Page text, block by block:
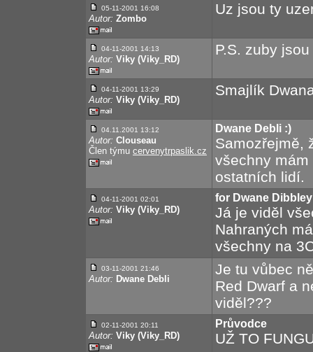
05-11-2001 16:08
Autor: Zombo
Uz jsou ty
04-11-2001 14:13
Autor: Viky (Viky_RD)
P.S. zuby
04-11-2001 13:29
Autor: Viky (Viky_RD)
Smajlík
04.11.2001 13:12
Autor: Clouseau
Člen týmu cervenytrpaslik.cz
Dwane Debli :)
Samozřejmě,
všechny
ostatních lidí.
04-11-2001 02:01
Autor: Viky (Viky_RD)
for Dwane
Já je viděl
Nahraných
všechny na
03-11-2001 21:46
Autor: Dwane Debli
Je tu vůbec
Red Dwarf a
viděl???
02-11-2001 20:11
Autor: Viky (Viky_RD)
Průvodce
UŽ TO